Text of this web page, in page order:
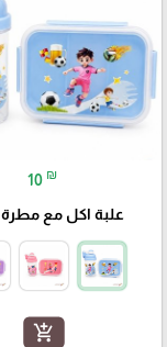
10 ₪
علبة اكل مع مطرة AA/1
add_shopping_cart